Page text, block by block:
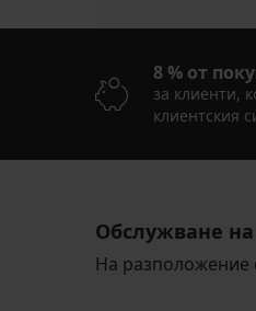
8 % от
за клиенти,
клиентския
Обслужване
На разположение